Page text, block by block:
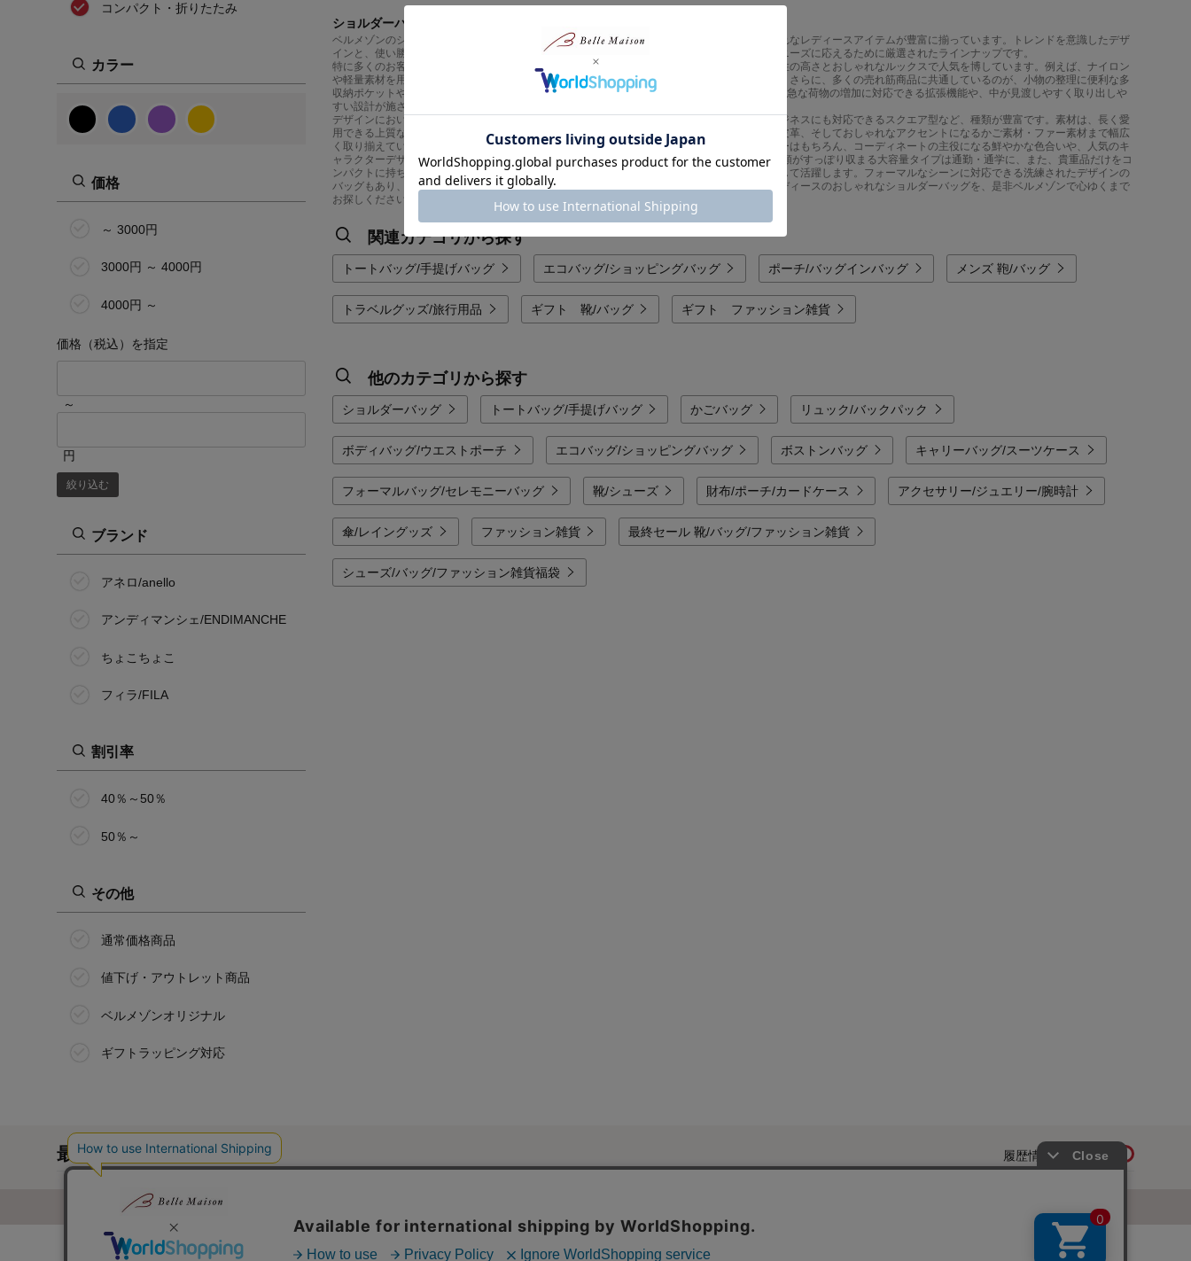
コンパクト・折りたたみ
カラー
価格
～ 3000円
3000円 ～ 4000円
4000円 ～
価格（税込）を指定
～
円
絞り込む
ブランド
アネロ/anello
アンディマンシェ/ENDIMANCHE
ちょこちょこ
フィラ/FILA
割引率
40％～50％
50％～
その他
通常価格商品
値下げ・アウトレット商品
ベルメゾンオリジナル
ギフトラッピング対応
ショルダーバッグ
ベルメゾンのショルダーバッグには、日々の生活から特別なシーンまでを素敵に彩る、おしゃれなレディースアイテムが豊富に揃っています。トレンドを意識したデザ
インと、使い勝手の良い機能性を両立させたバッグの数々は、おしゃれな女性の皆様の多様なニーズに応えるために厳選されたラインナップです。
特に多くのお客様に選ばれ、ご支持いただいているおすすめのショルダーバッグは、その実用性の高さとおしゃれなルックスで人気を博しています。例えば、ナイロン
や軽量素材を用いたモデルは、長時間の持ち運びでも負担になりにくく、日常使いに最適です。さらに、多くの売れ筋商品に共通しているのが、小物の整理に便利な多
収納ポケットや、手提げ・斜め掛けなどシーンに応じて持ち方を変えられる2WAY以上の仕様。急な荷物の増加に対応できる拡張機能や、中が見渡しやすく取り出しや
すい設計が施されたバッグなど、細部にまでレ使いやすさにこだわった機能が詰まっています。
デザインにおいては、定番のフラットな斜め掛けスタイルから、コロンとしたラウンド型、ビジネスにも対応できるスクエア型など、種類が豊富です。素材は、長く愛
用できる上質な本革から、天候を気にせず使えるはっ水加工のポリエステル・ナイロンや合成皮革、そしておしゃれなアクセントになるかご素材・ファー素材まで幅広
く取り揃えています。色柄も、ベーシックな黒やベージュ、グレーといった合わせやすいカラーはもちろん、コーディネートの主役になる鮮やかな色合いや、人気のキ
ャラクターデザイン、キルティング加工など、様々なテイストが揃っています。A4サイズの書類がすっぽり収まる大容量タイプは通勤・通学に、また、貴重品だけをコ
ンパクトに持ち歩けるおしゃれなミニサイズは、ちょっとしたお出かけや旅行のサブバッグとして活躍します。フォーマルなシーンに対応できる洗練されたデザインの
バッグもあり、どなたでもご自身のスタイルにぴったりの一品を見つけることができます。レディースのおしゃれなショルダーバッグを、是非ベルメゾンで心ゆくまで
お探しください。
関連カテゴリから探す
トートバッグ/手提げバッグ エコバッグ/ショッピングバッグ ポーチ/バッグインバッグ メンズ 鞄/バッグ
トラベルグッズ/旅行用品 ギフト 靴/バッグ ギフト ファッション雑貨
他のカテゴリから探す
ショルダーバッグ トートバッグ/手提げバッグ かごバッグ リュック/バックパック
ボディバッグ/ウエストポーチ エコバッグ/ショッピングバッグ ボストンバッグ キャリーバッグ/スーツケース
フォーマルバッグ/セレモニーバッグ 靴/シューズ 財布/ポーチ/カードケース アクセサリー/ジュエリー/腕時計
傘/レイングッズ ファッション雑貨 最終セール 靴/バッグ/ファッション雑貨
シューズ/バッグ/ファッション雑貨福袋
最近チェックした商品 履歴情報を残す
ページトップへ
ベルメゾンネットTOPへ